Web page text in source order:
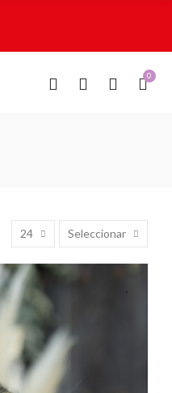
0
24 Seleccionar